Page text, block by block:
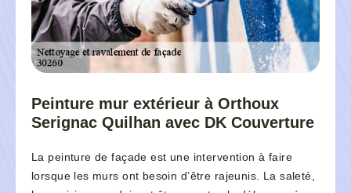
Peinture mur extérieur à Orthoux
Serignac Quilhan avec DK Couverture
La peinture de façade est une intervention à faire
lorsque les murs ont besoin d’être rajeunis. La saleté,